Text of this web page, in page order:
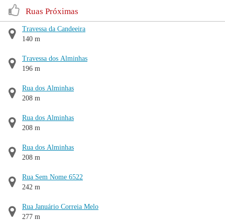
Ruas Próximas
Travessa da Candeeira
140 m
Travessa dos Alminhas
196 m
Rua dos Alminhas
208 m
Rua dos Alminhas
208 m
Rua dos Alminhas
208 m
Rua Sem Nome 6522
242 m
Rua Januário Correia Melo
277 m